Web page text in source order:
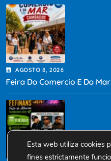
AGOSTO 8, 2026
Feira Do Comercio E Do
Esta web utiliza cookies
fines estrictamente